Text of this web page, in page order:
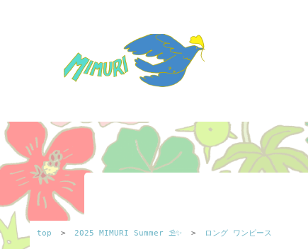
top > 2025 MIMURI Summer ⛱️✨ > ロング ワンピース